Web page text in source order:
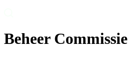
Beheer Commissie